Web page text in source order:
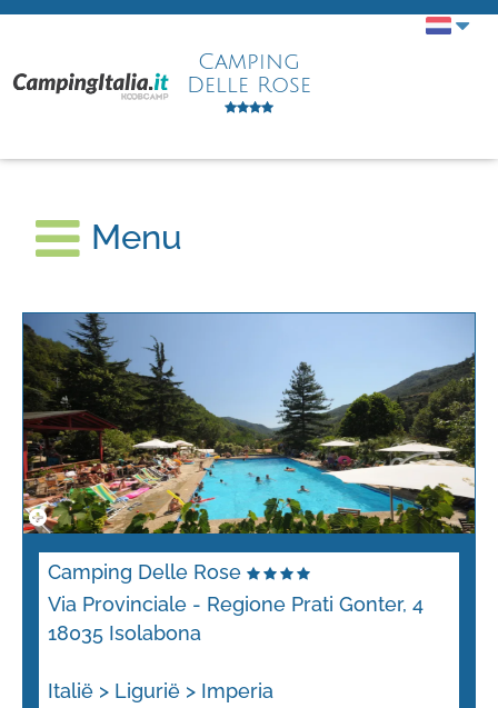
Camping
Delle Rose
Menu
Camping Delle Rose
Via Provinciale - Regione Prati Gonter, 4
18035 Isolabona
Italië > Ligurië > Imperia